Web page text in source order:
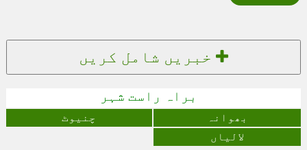
خبریں شامل کریں
براہ راست شہر
بھوانہ
چنیوٹ
لالیاں